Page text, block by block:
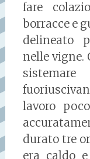
fare
borracce e
delineato
nelle vigne.
lavoro
durato tre
era caldo